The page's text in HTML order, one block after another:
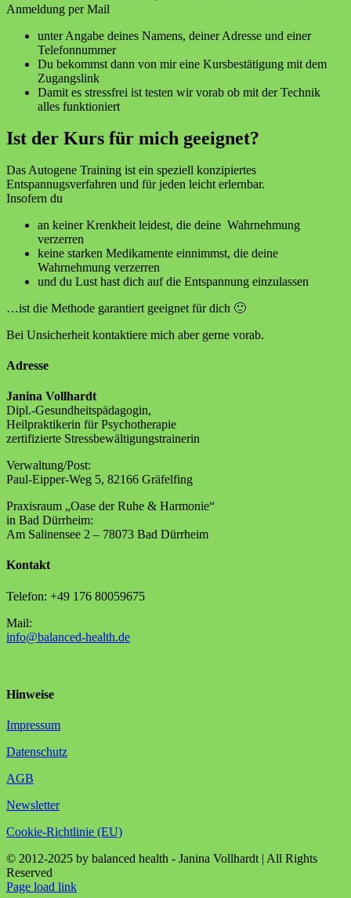
Anmeldung per Mail
unter Angabe deines Namens, deiner Adresse und einer
Telefonnummer
Du bekommst dann von mir eine Kursbestätigung mit dem
Zugangslink
Damit es stressfrei ist testen wir vorab ob mit der Technik
alles funktioniert
Ist der Kurs für mich geeignet?
Das Autogene Training ist ein speziell konzipiertes
Entspannugsverfahren und für jeden leicht erlernbar.
Insofern du
an keiner Krenkheit leidest, die deine Wahrnehmung
verzerren
keine starken Medikamente einnimmst, die deine
Wahrnehmung verzerren
und du Lust hast dich auf die Entspannung einzulassen
…ist die Methode garantiert geeignet für dich 🙂
Bei Unsicherheit kontaktiere mich aber gerne vorab.
Adresse
Janina Vollhardt
Dipl.-Gesundheitspädagogin,
Heilpraktikerin für Psychotherapie
zertifizierte Stressbewältigungstrainerin
Verwaltung/Post:
Paul-Eipper-Weg 5, 82166 Gräfelfing
Praxisraum „Oase der Ruhe & Harmonie“
in Bad Dürrheim:
Am Salinensee 2 – 78073 Bad Dürrheim
Kontakt
Telefon: +49 176 80059675
Mail:
info@balanced-health.de
Hinweise
Impressum
Datenschutz
AGB
Newsletter
Cookie-Richtlinie (EU)
© 2012-2025 by balanced health - Janina Vollhardt | All Rights
Reserved
Instagram
YouTube
Page load link